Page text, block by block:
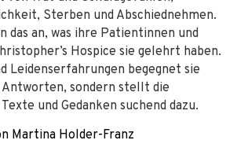
Sterben und Abschiednehmen.
das an, was ihre Patientinnen und
Hospice sie gelehrt haben.
Leidenserfahrungen begegnet sie
sondern stellt die
und Gedanken suchend dazu.
Martina Holder-Franz